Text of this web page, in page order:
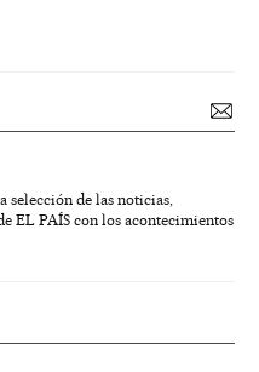
selección de las noticias,
EL PAÍS con los acontecimientos